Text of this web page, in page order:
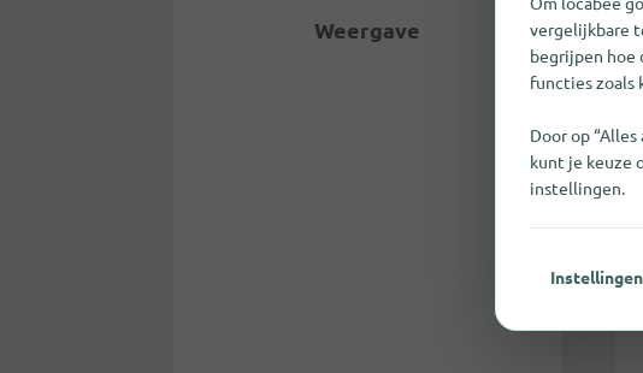
Weergave
vergelijkbare
begrijpen hoe
functies zoals
Door op
kunt je keuze
instellingen.
Instellingen